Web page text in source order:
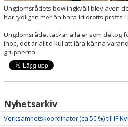
Ungdomsrådets bowlingkväll blev även
har tydligen mer än bara friidrotts proffs i
Ungdomsrådet tackar alla er som deltog
ihop, det är alltid kul att lära känna
grupperna.
Nyhetsarkiv
Verksamhetskoordinator (ca 50 %) till IF